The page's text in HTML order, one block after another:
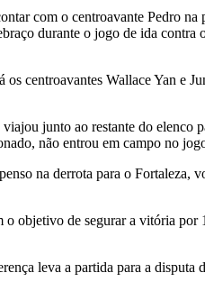
com o centroavante Pedro
durante o jogo de ida
os centroavantes Wallace Yan
junto ao restante do elenco
não entrou em campo no
na derrota para o
objetivo de segurar a vitória por
leva a partida para a